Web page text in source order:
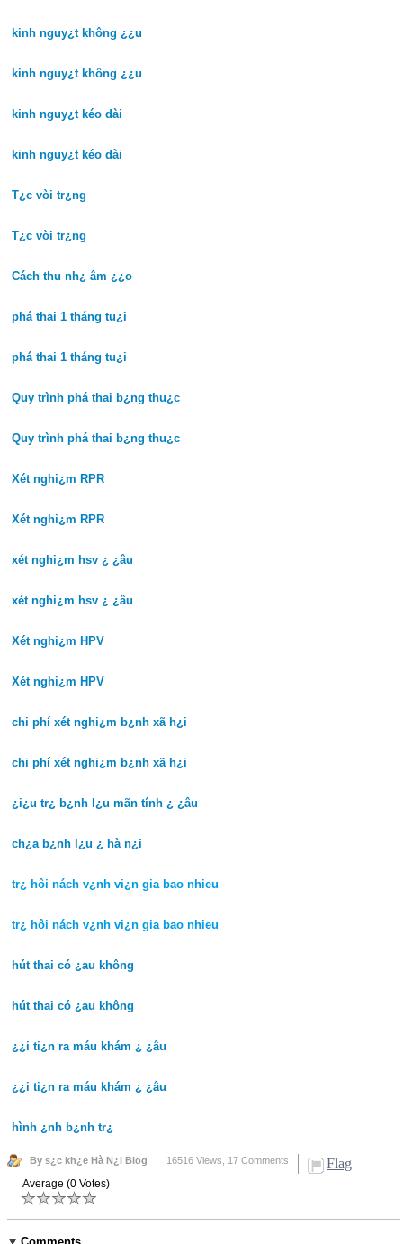
kinh nguy¿t không ¿¿u
kinh nguy¿t không ¿¿u
kinh nguy¿t kéo dài
kinh nguy¿t kéo dài
T¿c vòi tr¿ng
T¿c vòi tr¿ng
Cách thu nh¿ âm ¿¿o
phá thai 1 tháng tu¿i
phá thai 1 tháng tu¿i
Quy trình phá thai b¿ng thu¿c
Quy trình phá thai b¿ng thu¿c
Xét nghi¿m RPR
Xét nghi¿m RPR
xét nghi¿m hsv ¿ ¿âu
xét nghi¿m hsv ¿ ¿âu
Xét nghi¿m HPV
Xét nghi¿m HPV
chi phí xét nghi¿m b¿nh xã h¿i
chi phí xét nghi¿m b¿nh xã h¿i
¿i¿u tr¿ b¿nh l¿u mãn tính ¿ ¿âu
ch¿a b¿nh l¿u ¿ hà n¿i
tr¿ hôi nách v¿nh vi¿n gia bao nhieu
tr¿ hôi nách v¿nh vi¿n gia bao nhieu
hút thai có ¿au không
hút thai có ¿au không
¿¿i ti¿n ra máu khám ¿ ¿âu
¿¿i ti¿n ra máu khám ¿ ¿âu
hình ¿nh b¿nh tr¿
By s¿c kh¿e Hà N¿i Blog 16516 Views, 17 Comments Flag
Average (0 Votes)